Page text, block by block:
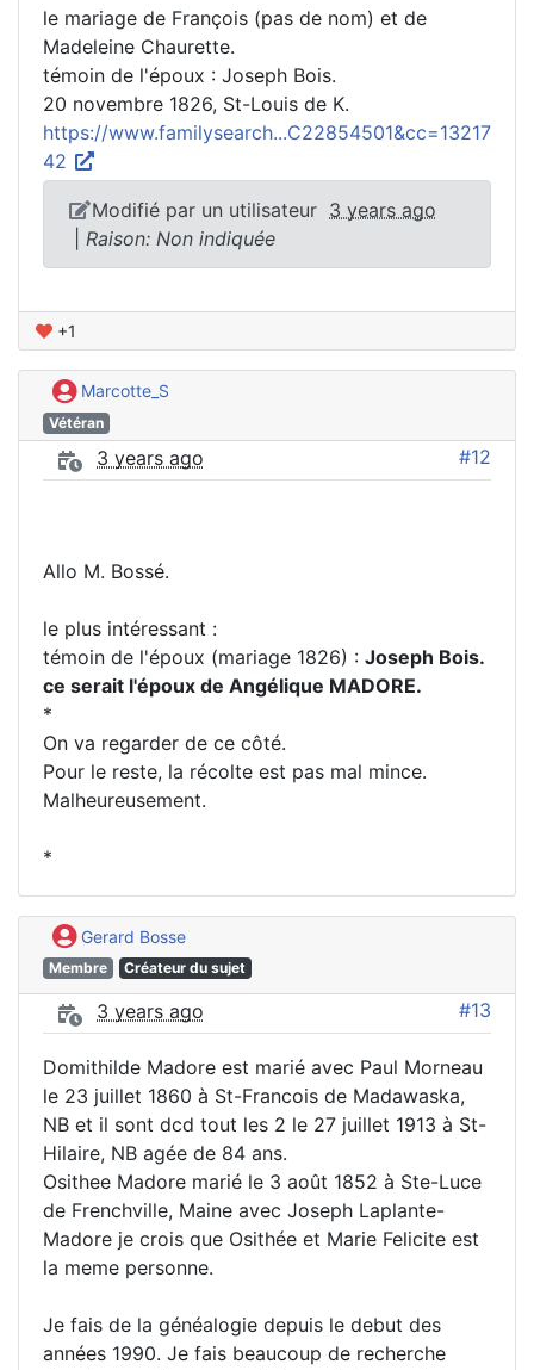
le mariage de François (pas de nom) et de
Madeleine Chaurette.
témoin de l'époux : Joseph Bois.
20 novembre 1826, St-Louis de K.
https://www.familysearch...C22854501&cc=13217
42
Modifié par un utilisateur 3 years ago
Raison: Non indiquée
+1
Marcotte_S
Vétéran
3 years ago #12
Allo M. Bossé.
le plus intéressant :
témoin de l'époux (mariage 1826) : Joseph Bois.
ce serait l'époux de Angélique MADORE.
*
On va regarder de ce côté.
Pour le reste, la récolte est pas mal mince.
Malheureusement.
*
Gerard Bosse
Membre Créateur du sujet
3 years ago #13
Domithilde Madore est marié avec Paul Morneau
le 23 juillet 1860 à St-Francois de Madawaska,
NB et il sont dcd tout les 2 le 27 juillet 1913 à St-
Hilaire, NB agée de 84 ans.
Osithee Madore marié le 3 août 1852 à Ste-Luce
de Frenchville, Maine avec Joseph Laplante-
Madore je crois que Osithée et Marie Felicite est
la meme personne.
Je fais de la généalogie depuis le debut des
années 1990. Je fais beaucoup de recherche